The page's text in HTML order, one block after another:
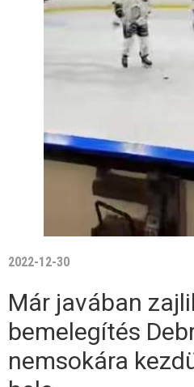
2022-12-30
Már javában
bemelegítés
nemsokára